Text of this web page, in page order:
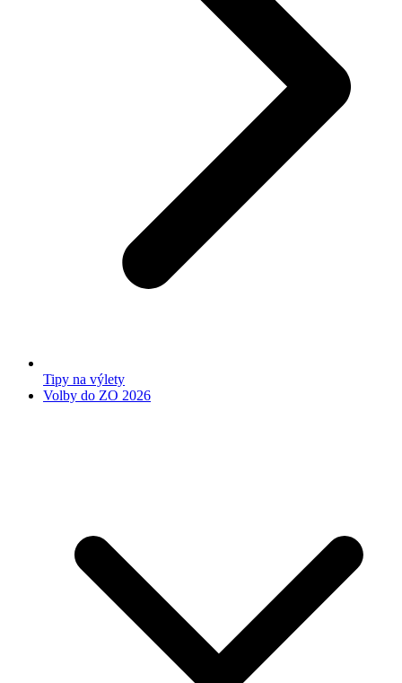
Tipy na výlety
Volby do ZO 2026